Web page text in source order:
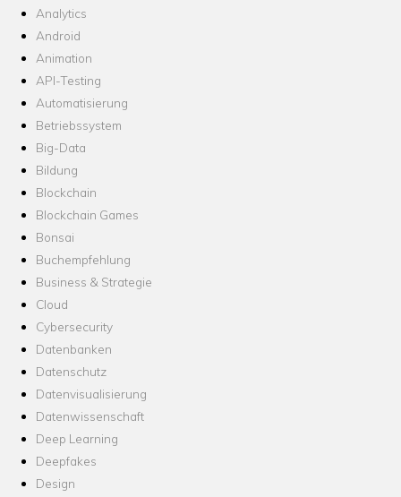
Analytics
Android
Animation
API-Testing
Automatisierung
Betriebssystem
Big-Data
Bildung
Blockchain
Blockchain Games
Bonsai
Buchempfehlung
Business & Strategie
Cloud
Cybersecurity
Datenbanken
Datenschutz
Datenvisualisierung
Datenwissenschaft
Deep Learning
Deepfakes
Design